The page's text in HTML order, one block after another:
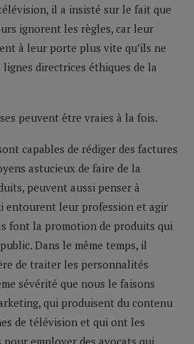
il a insisté sur le fait que
ignorent les règles, car leur
à leur porte plus vite qu’ils ne
directrices éthiques de la
peuvent être vraies à la fois.
capables de rédiger des factures
astucieux de faire de la
peuvent aussi penser à
entourent leur profession et agir
font la promotion de produits qui
Dans le même temps, il
de traiter les personnalités
sévérité que nous le faisons
qui produisent du contenu
de télévision et qui ont les
pour employer des avocats qui